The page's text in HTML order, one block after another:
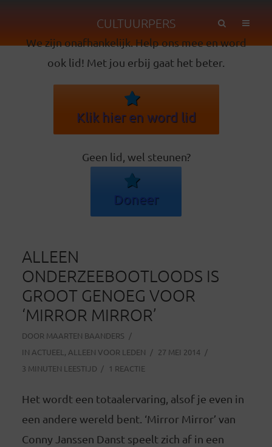
CULTUURPERS
We zijn onafhankelijk. Help ons mee en word
ook lid! Met jou erbij gaat het beter.
Klik hier en word lid
Geen lid, wel steunen?
Doneer
ALLEEN
ONDERZEEBOOTLOODS IS
GROOT GENOEG VOOR
‘MIRROR MIRROR’
DOOR MAARTEN BAANDERS
IN ACTUEEL , ALLEEN VOOR LEDEN
27 MEI 2014
3 MINUTEN LEESTIJD
1 REACTIE
Het wordt een totaalervaring, alsof je even in
een andere wereld bent. ‘Mirror Mirror’ van
Conny Janssen Danst speelt zich af in een